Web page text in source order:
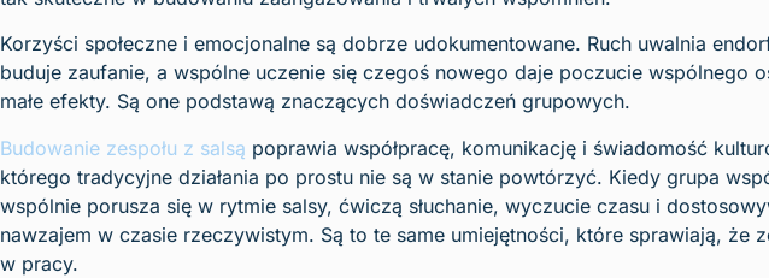
Korzyści społeczne i emocjonalne są dobrze udokumentowane. Ruch uwalnia
buduje zaufanie, a wspólne uczenie się czegoś nowego daje poczucie wspólnego
małe efekty. Są one podstawą znaczących doświadczeń grupowych.
Budowanie zespołu z salsą poprawia współpracę, komunikację i świadomość
którego tradycyjne działania po prostu nie są w stanie powtórzyć. Kiedy grupa
wspólnie porusza się w rytmie salsy, ćwiczą słuchanie, wyczucie czasu i
nawzajem w czasie rzeczywistym. Są to te same umiejętności, które sprawiają, że
w pracy.